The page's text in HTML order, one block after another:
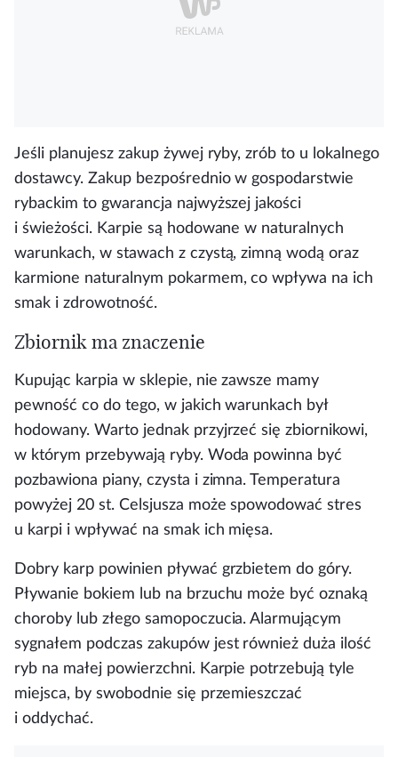
Jeśli planujesz zakup żywej ryby, zrób to u lokalnego
dostawcy. Zakup bezpośrednio w gospodarstwie
rybackim to gwarancja najwyższej jakości
i świeżości. Karpie są hodowane w naturalnych
warunkach, w stawach z czystą, zimną wodą oraz
karmione naturalnym pokarmem, co wpływa na ich
smak i zdrowotność.
Zbiornik ma znaczenie
Kupując karpia w sklepie, nie zawsze mamy
pewność co do tego, w jakich warunkach był
hodowany. Warto jednak przyjrzeć się zbiornikowi,
w którym przebywają ryby. Woda powinna być
pozbawiona piany, czysta i zimna. Temperatura
powyżej 20 st. Celsjusza może spowodować stres
u karpi i wpływać na smak ich mięsa.
Dobry karp powinien pływać grzbietem do góry.
Pływanie bokiem lub na brzuchu może być oznaką
choroby lub złego samopoczucia. Alarmującym
sygnałem podczas zakupów jest również duża ilość
ryb na małej powierzchni. Karpie potrzebują tyle
miejsca, by swobodnie się przemieszczać
i oddychać.